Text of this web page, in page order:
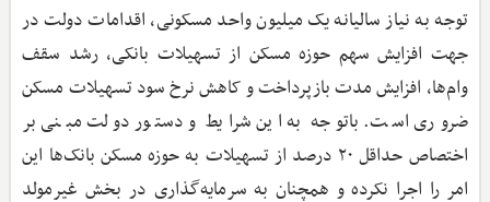
توجه ‌به نیاز سالیانه یک میلیون واحد مسکونی، اقدامات دولت در
جهت افزایش سهم حوزه مسکن از تسهیلات بانکی، رشد سقف
وام‌ها، افزایش مدت بازپرداخت و کاهش نرخ سود تسهیلات مسکن
ضروری است. باتوجه ‌به این شرایط و دستور دولت مبنی بر
اختصاص حداقل ۲۰ درصد از تسهیلات به حوزه مسکن بانک‌ها این
امر را اجرا نکرده و همچنان به سرمایه‌گذاری در بخش غیرمولد